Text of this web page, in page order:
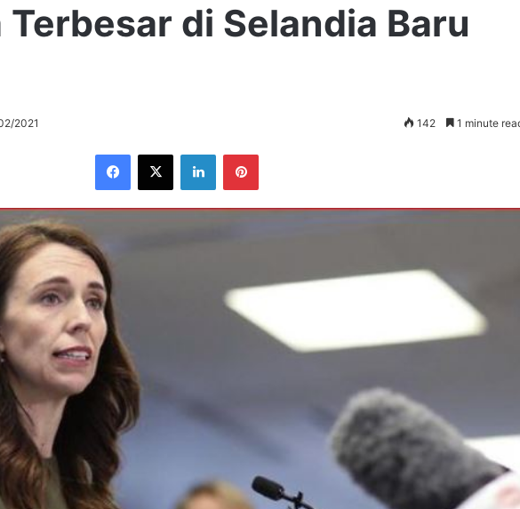
Terbesar di Selandia Baru
2021 142 1 minute
Facebook
X LinkedInPinterest